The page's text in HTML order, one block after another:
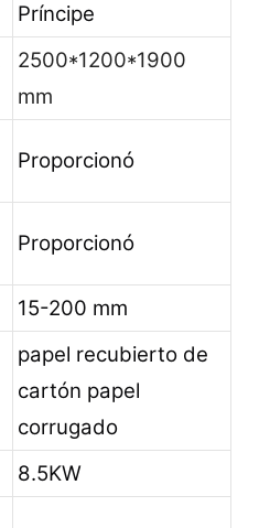
Príncipe
2500*1200*1900
mm
Proporcionó
Proporcionó
15-200 mm
papel recubierto de
cartón papel
corrugado
8.5KW